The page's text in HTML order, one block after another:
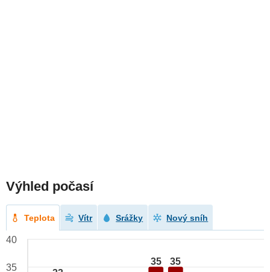
Výhled počasí
Teplota Vítr Srážky Nový sníh
35 35
40
35